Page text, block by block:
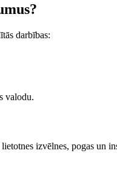
darbības:
valodu.
izvēlnes, pogas